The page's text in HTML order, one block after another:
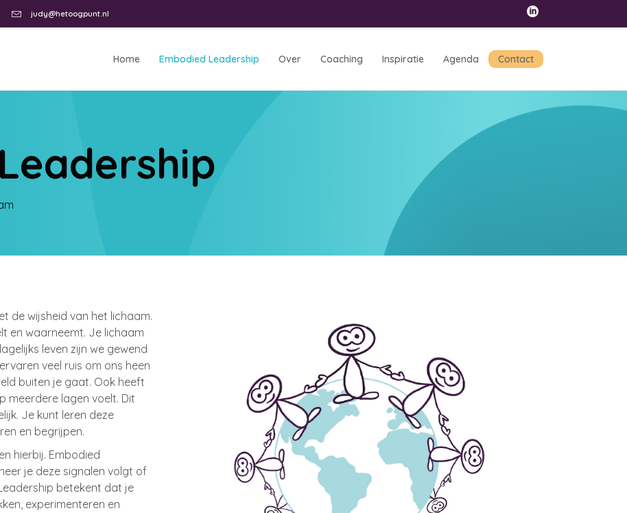
judy@hetoogpunt.nl
Home Embodied Leadership Over Coaching Inspiratie Agenda Contact
de wijsheid van het lichaam.
en waarneemt. Je lichaam
leven zijn we gewend
veel ruis om ons heen
buiten je gaat. Ook heeft
meerdere lagen voelt. Dit
Je kunt leren deze
en begrijpen.
hierbij. Embodied
je deze signalen volgt of
betekent dat je
experimenteren en